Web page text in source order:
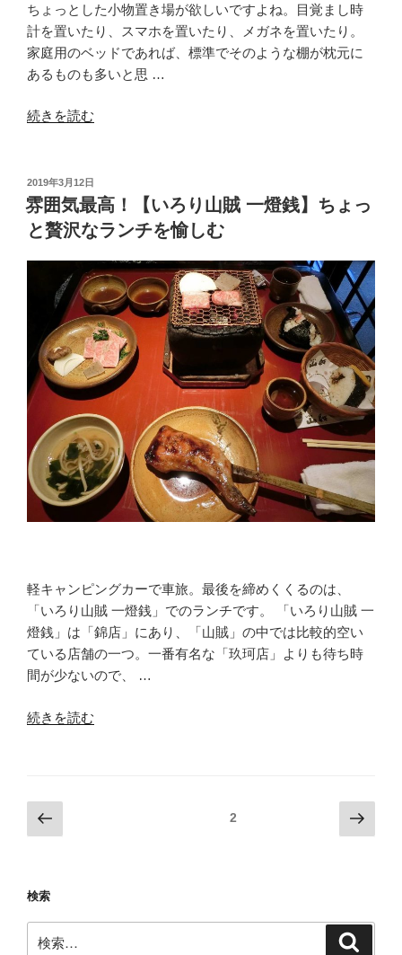
交
換
す
る”
ちょっとした小物置き場が欲しいですよね。目覚まし時
計を置いたり、スマホを置いたり、メガネを置いたり。
家庭用のベッドであれば、標準でそのような棚が枕元に
あるものも多いと思 …
“手
か
け
ず
に
DIY！
ピ
ン
グ
ー
の
枕
元
に
置
き
場
を
作
の
続きを読む
投
稿
日:
2019年3月12日
雰囲気最高！【いろり山賊 一燈銭】ちょっ
と贅沢なランチを愉しむ
軽キャンピングカーで車旅。最後を締めくくるのは、
「いろり山賊 一燈銭」でのランチです。 「いろり山賊 一
燈銭」は「錦店」にあり、「山賊」の中では比較的空い
ている店舗の一つ。一番有名な「玖珂店」よりも待ち時
間が少ないので、 …
“雰
高！
【い
山
続きを読む
投
稿
ペ
ジ
前
の
固定ページ2
次
の
検索